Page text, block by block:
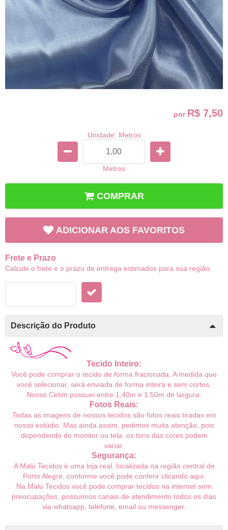
por R$ 7,50
Unidade: Metros
Metros
COMPRAR
ADICIONAR AOS FAVORITOS
Frete e Prazo
Calcule o frete e o prazo de entrega estimados para sua região:
Descrição do Produto
Tecido Inteiro:
Você pode comprar o tecido de forma fracionada. A medida que
você selecionar, será enviada de forma inteira e sem cortes.
Nosso Cetim possuei entre 1,40m e 1,50m de largura.
Fotos Reais:
Todas as imagens de nossos tecidos são fotos reais tiradas em
nosso estúdio. Mas ainda assim, pedimos muita atenção, pois
dependendo do monitor ou tela, os tons das cores podem
variar.
Segurança:
A Malú Tecidos é uma loja real, localizada na região central de
Porto Alegre, conforme você pode conferir clicando aqui.
Na Malú Tecidos você pode comprar tecidos na internet sem
preocupações, possuimos canais de atendimento todos os dias
via whatsapp, telefone, email ou messenger.